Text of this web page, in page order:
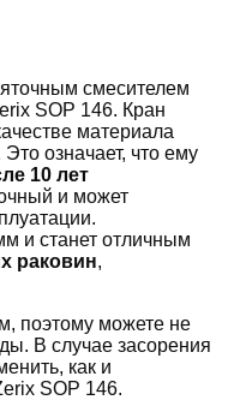
смесителем
SOP 146. Кран
материала
означает, что ему
10 лет
и может
и станет отличным
раковин,
поэтому можете не
В случае засорения
как и
SOP 146.